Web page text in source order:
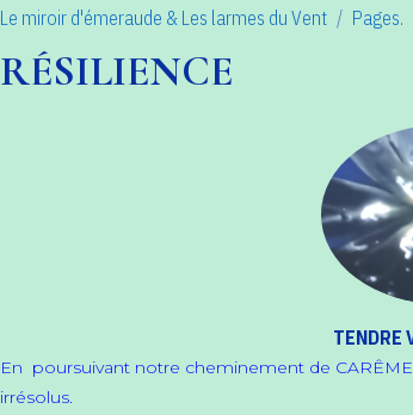
Le miroir d'émeraude & Les larmes du Vent Pages.
RÉSILIENCE
TENDRE
En poursuivant notre cheminement de
irrésolus.